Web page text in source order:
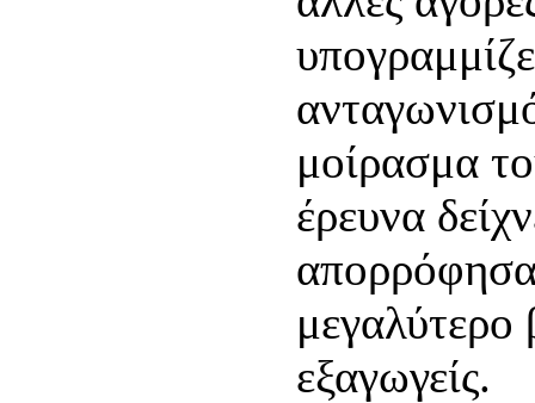
μοίρασμα
έρευνα
εξαγωγείς.